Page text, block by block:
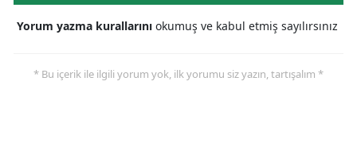
Yorum yazma kurallarını okumuş ve kabul etmiş sayılırsınız
* Bu içerik ile ilgili yorum yok, ilk yorumu siz yazın, tartışalım *